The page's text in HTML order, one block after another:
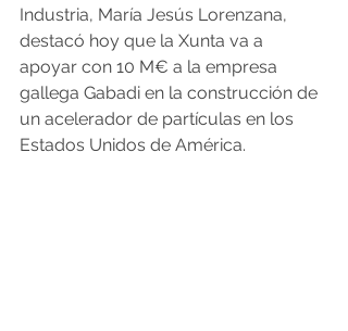
Industria, María Jesús Lorenzana,
destacó hoy que la Xunta va a
apoyar con 10 M€ a la empresa
gallega Gabadi en la construcción de
un acelerador de partículas en los
Estados Unidos de América.